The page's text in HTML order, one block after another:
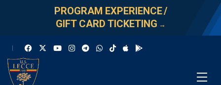
PROGRAM EXPERIENCE/
GIFT CARD TICKETING →